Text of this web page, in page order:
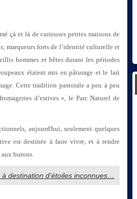
çà et là de curieuses petites maisons de
marqueurs forts de l’identité culturelle et
hommes et bêtes durant les périodes
étaient mis en pâturage et le lait
Cette tradition pastorale a peu à peu
d’estives », le Parc Naturel de
aujourd'hui, seulement quelques
est destinée à faire vivre, et à rendre
burons.
destination d'étoiles inconnues…